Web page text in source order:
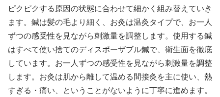
ピクピクする原因の状態に合わせて細かく組み替えていき
ます。鍼は髪の毛より細く、お灸は温灸タイプで、お一人
ずつの感受性を見ながら刺激量を調整します。使用する鍼
はすべて使い捨てのディスポーザブル鍼で、衛生面を徹底
しています。お一人ずつの感受性を見ながら刺激量を調整
します。お灸は肌から離して温める間接灸を主に使い、熱
すぎる・痛い、ということがないように丁寧に進めます。